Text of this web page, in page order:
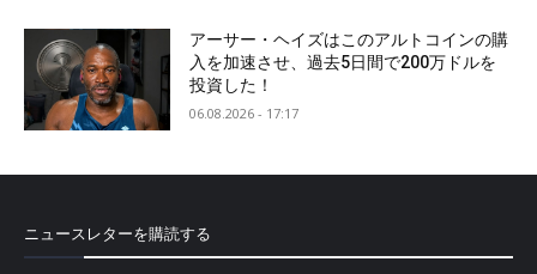
アーサー・ヘイズはこのアルトコインの購
入を加速させ、過去5日間で200万ドルを
投資した！
06.08.2026 - 17:17
ニュースレターを購読する